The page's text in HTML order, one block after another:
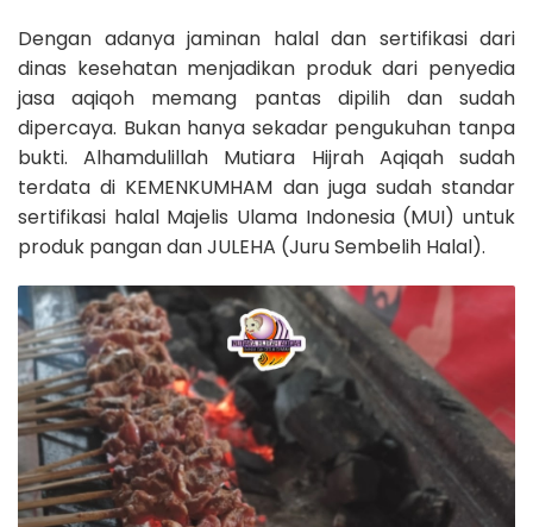
Dengan adanya jaminan halal dan sertifikasi dari
dinas kesehatan menjadikan produk dari penyedia
jasa aqiqoh memang pantas dipilih dan sudah
dipercaya. Bukan hanya sekadar pengukuhan tanpa
bukti. Alhamdulillah Mutiara Hijrah Aqiqah sudah
terdata di KEMENKUMHAM dan juga sudah standar
sertifikasi halal Majelis Ulama Indonesia (MUI) untuk
produk pangan dan JULEHA (Juru Sembelih Halal).